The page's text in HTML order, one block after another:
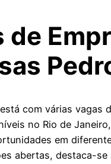
de
com várias vagas
no Rio de Janeiro,
em
abertas, destaca-se